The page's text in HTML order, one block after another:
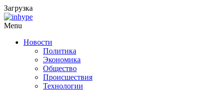
Загрузка
Menu
Новости
Политика
Экономика
Общество
Происшествия
Технологии